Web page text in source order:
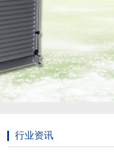
行业资讯